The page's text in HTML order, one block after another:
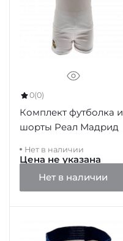
0(0)
Комплект футболка и
шорты Реал Мадрид
Нет в наличии
Цена не указана
Нет в наличии